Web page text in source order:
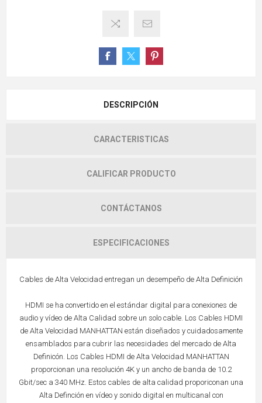
DESCRIPCIÓN
CARACTERISTICAS
CALIFICAR PRODUCTO
CONTÁCTANOS
ESPECIFICACIONES
Cables de Alta Velocidad entregan un desempeño de Alta Definición
HDMI se ha convertido en el estándar digital para conexiones de
audio y vídeo de Alta Calidad sobre un solo cable. Los Cables HDMI
de Alta Velocidad MANHATTAN están diseñados y cuidadosamente
ensamblados para cubrir las necesidades del mercado de Alta
Definicón. Los Cables HDMI de Alta Velocidad MANHATTAN
proporcionan una resolución 4K y un ancho de banda de 10.2
Gbit/sec a 340 MHz. Estos cables de alta calidad proporiconan una
Alta Definción en vídeo y sonido digital en multicanal con